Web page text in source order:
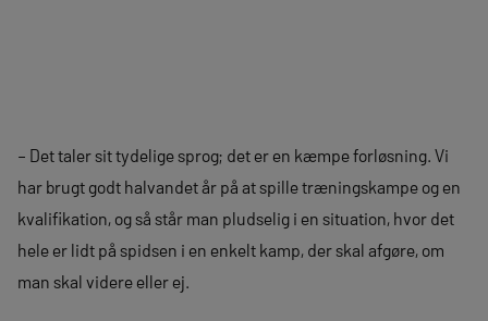
– Det taler sit tydelige sprog; det er en kæmpe forløsning. Vi
har brugt godt halvandet år på at spille træningskampe og en
kvalifikation, og så står man pludselig i en situation, hvor det
hele er lidt på spidsen i en enkelt kamp, der skal afgøre, om
man skal videre eller ej.